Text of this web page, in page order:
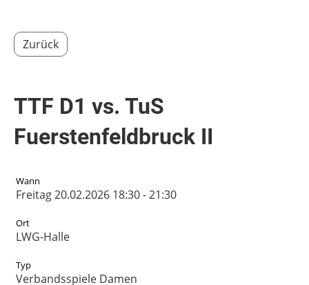
Zurück
TTF D1 vs. TuS
Fuerstenfeldbruck II
Wann
Freitag 20.02.2026 18:30 - 21:30
Ort
LWG-Halle
Typ
Verbandsspiele Damen